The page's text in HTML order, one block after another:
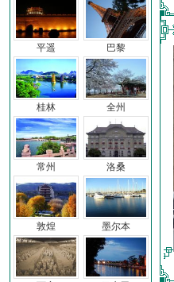
平遥
桂林
常州
敦煌
巴黎
全州
洛桑
墨尔本